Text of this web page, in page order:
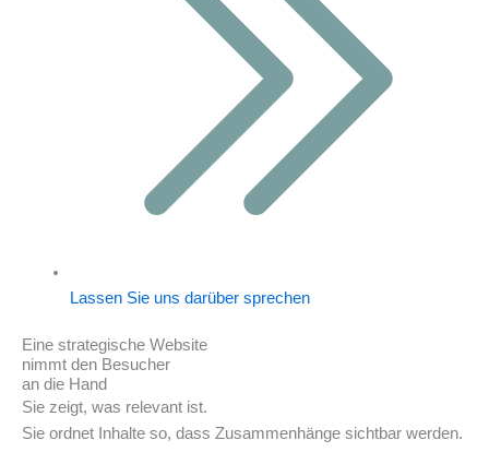
Lassen Sie uns darüber sprechen
Eine strategische Website
nimmt den Besucher
an die Hand
Sie zeigt, was relevant ist.
Sie ordnet Inhalte so, dass Zusammenhänge sichtbar werden.